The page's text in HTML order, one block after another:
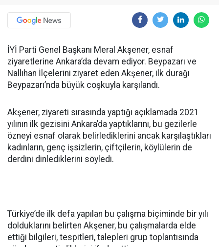
İYİ Parti Genel Başkanı Meral Akşener, esnaf
ziyaretlerine Ankara’da devam ediyor. Beypazarı ve
Nallıhan İlçelerini ziyaret eden Akşener, ilk durağı
Beypazarı’nda büyük coşkuyla karşılandı.
Akşener, ziyareti sırasında yaptığı açıklamada 2021
yılının ilk gezisini Ankara’da yaptıklarını, bu gezilerle
özneyi esnaf olarak belirlediklerini ancak karşılaştıkları
kadınların, genç işsizlerin, çiftçilerin, köylülerin de
derdini dinlediklerini söyledi.
Türkiye’de ilk defa yapılan bu çalışma biçiminde bir yılı
dolduklarını belirten Akşener, bu çalışmalarda elde
ettiği bilgileri, tespitleri, talepleri grup toplantısında